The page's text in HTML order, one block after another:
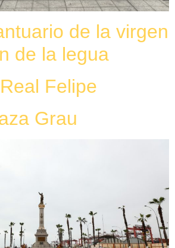
de la virgen
de la legua
Felipe
Grau